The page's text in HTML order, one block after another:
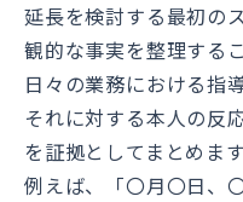
延長を検討する最初の
観的な事実を整理するこ
日々の業務における指
それに対する本人の反
を証拠としてまとめます
例えば、「〇月〇日、